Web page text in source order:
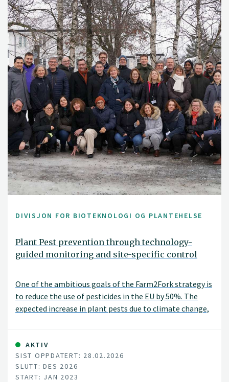
DIVISJON FOR BIOTEKNOLOGI OG PLANTEHELSE
Plant Pest prevention through technology-
guided monitoring and site-specific control
One of the ambitious goals of the Farm2Fork strategy is
to reduce the use of pesticides in the EU by 50%. The
expected increase in plant pests due to climate change,
production systems offsets this target.
AKTIV
SIST OPPDATERT: 28.02.2026
SLUTT: DES 2026
START: JAN 2023